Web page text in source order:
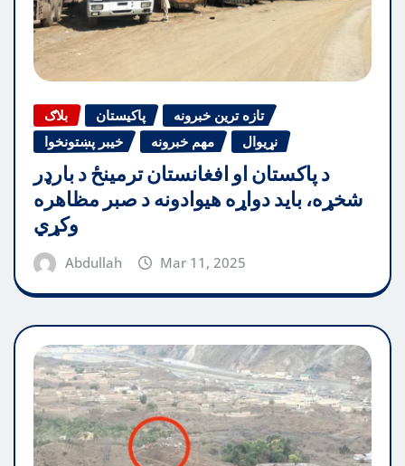
بلاګ پاکیستان
تازه ترین خبرونه
خیبر پښتونخوا
مهم خبرونه نړیوال
د پاکستان او افغانستان ترمینځ د بارډر
شخړه، باید دواړه هیوادونه د صبر مظاهره
وکړي
Abdullah Mar 11, 2025